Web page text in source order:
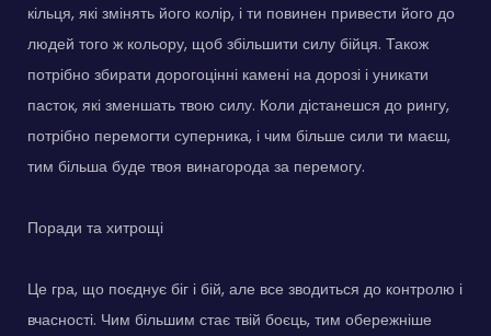
кільця, які змінять його колір, і ти повинен привести його до
людей того ж кольору, щоб збільшити силу бійця. Також
потрібно збирати дорогоцінні камені на дорозі і уникати
пасток, які зменшать твою силу. Коли дістанешся до рингу,
потрібно перемогти суперника, і чим більше сили ти маєш,
тим більша буде твоя винагорода за перемогу.
Поради та хитрощі
Це гра, що поєднує біг і бій, але все зводиться до контролю і
вчасності. Чим більшим стає твій боєць, тим обережніше